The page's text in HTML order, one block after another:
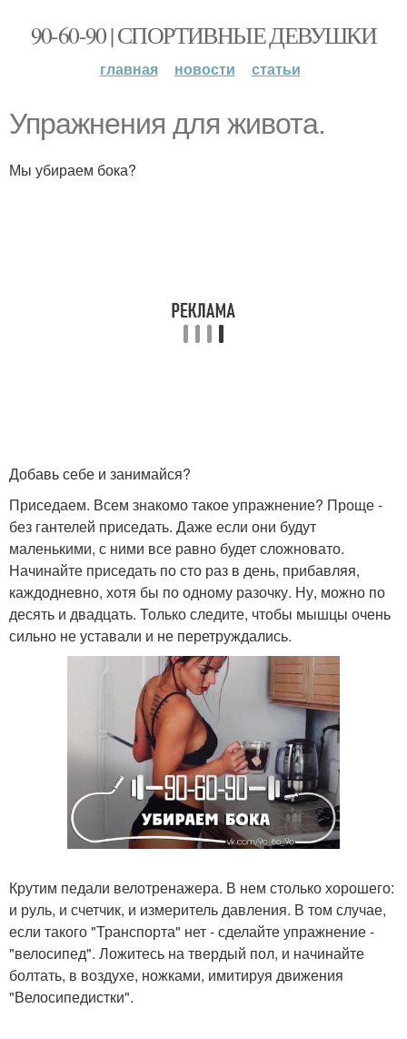
90-60-90 | СПОРТИВНЫЕ ДЕВУШКИ
главная новости статьи
Упражнения для живота.
Мы убираем бока?
Добавь себе и занимайся?
Приседаем. Всем знакомо такое упражнение? Проще -
без гантелей приседать. Даже если они будут
маленькими, с ними все равно будет сложновато.
Начинайте приседать по сто раз в день, прибавляя,
каждодневно, хотя бы по одному разочку. Ну, можно по
десять и двадцать. Только следите, чтобы мышцы очень
сильно не уставали и не перетруждались.
Крутим педали велотренажера. В нем столько хорошего:
и руль, и счетчик, и измеритель давления. В том случае,
если такого "Транспорта" нет - сделайте упражнение -
"велосипед". Ложитесь на твердый пол, и начинайте
болтать, в воздухе, ножками, имитируя движения
"Велосипедистки".